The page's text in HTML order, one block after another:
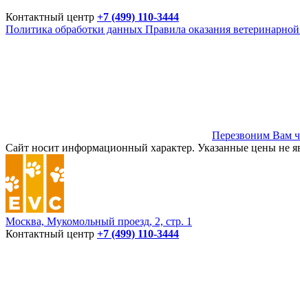
Контактный центр +7 (499) 110-3444
Политика обработки данных Правила оказания
Перезвоним Вам
Сайт носит информационный характер. Указанные цены не
Москва, Мукомольный проезд, 2, стр. 1
Контактный центр +7 (499) 110-3444